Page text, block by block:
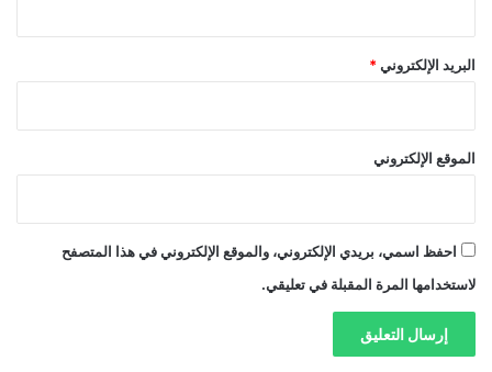
البريد الإلكتروني *
الموقع الإلكتروني
احفظ اسمي، بريدي الإلكتروني، والموقع الإلكتروني في هذا المتصفح
لاستخدامها المرة المقبلة في تعليقي.